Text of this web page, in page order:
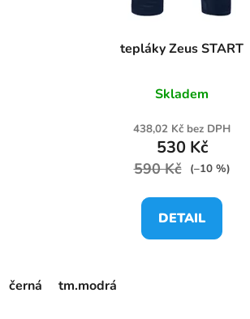
tepláky Zeus START
Skladem
438,02 Kč bez DPH
530 Kč
590 Kč (–10 %)
DETAIL
černá tm.modrá